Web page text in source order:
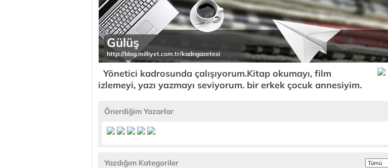
Gülüş
http://blog.milliyet.com.tr/kadngazetesi
Yönetici kadrosunda çalışıyorum.Kitap okumayı, film
izlemeyi, yazı yazmayı seviyorum. bir erkek çocuk annesiyim.
Önerdiğim Yazarlar
Yazdığım Kategoriler